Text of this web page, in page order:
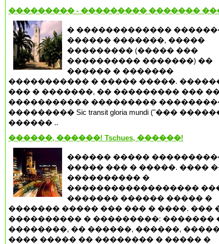
��������� - ��������� �������
� �������������
������ �������, �����
��������� (����� ���
���������� �������) ��
������ � �������
����������� � ����� �����.
��� � �������, �� ��������� ���
����������� ���������
��������� Sic transit gloria mundi ("���
������ ..
������, ������! Tschues, ������!
������ �����
����� ��� � �����. ����
���������� �
������������������
������� ������ ����� �
������� ����� ��� ��� � ����. ���
���������� � ���������: �������
��������, �� ������, ������,
���� ����� �� �������� � ����� �